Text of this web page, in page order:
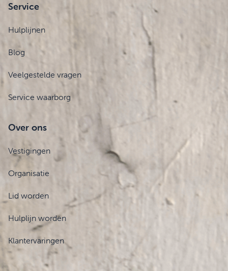
Service
Hulplijnen
Blog
Veelgestelde vragen
Service waarborg
Over ons
Vestigingen
Organisatie
Lid worden
Hulplijn worden
Klantervaringen